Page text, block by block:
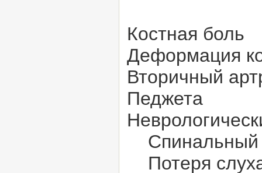
Костная боль
Деформация
Вторичный
Педжета
Спинальный
Потеря